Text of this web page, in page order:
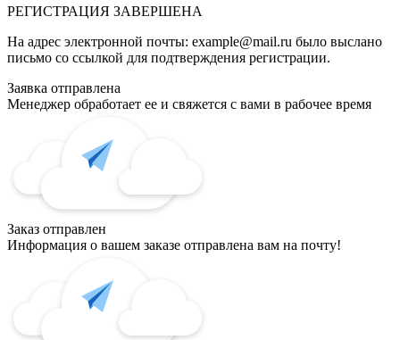
РЕГИСТРАЦИЯ ЗАВЕРШЕНА
На адрес электронной почты: example@mail.ru было выслано
письмо со ссылкой для подтверждения регистрации.
Заявка отправлена
Менеджер обработает ее и свяжется с вами в рабочее время
Заказ отправлен
Информация о вашем заказе отправлена вам на почту!